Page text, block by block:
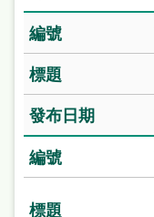
聯
絡
我